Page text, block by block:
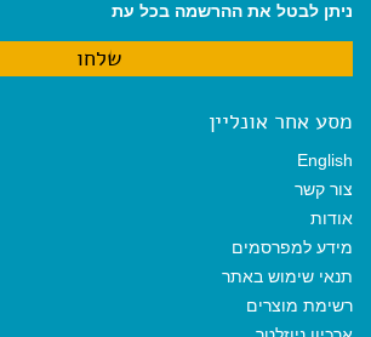
ניתן לבטל את ההרשמה בכל עת
מסע אחר אונליין
English
צור קשר
אודות
מידע למפרסמים
תנאי שימוש באתר
רשימת מוצרים